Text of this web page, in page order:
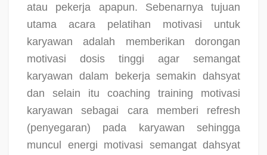
atau pekerja apapun. Sebenarnya tujuan
utama acara pelatihan motivasi untuk
karyawan adalah memberikan dorongan
motivasi dosis tinggi agar semangat
karyawan dalam bekerja semakin dahsyat
dan selain itu coaching training motivasi
karyawan sebagai cara memberi refresh
(penyegaran) pada karyawan sehingga
muncul energi motivasi semangat dahsyat